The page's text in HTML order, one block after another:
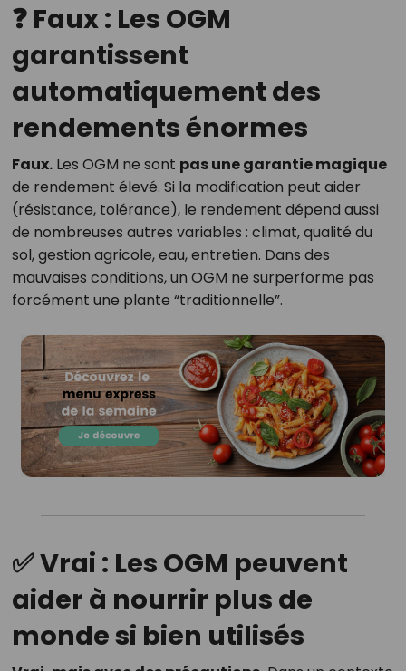
❓ Faux : Les OGM
garantissent
automatiquement des
rendements énormes
Faux.Les OGM ne sont pas une garantie magique
de rendement élevé. Si la modification peut aider
(résistance, tolérance), le rendement dépend aussi
de nombreuses autres variables : climat, qualité du
sol, gestion agricole, eau, entretien. Dans des
mauvaises conditions, un OGM ne surperforme pas
forcément une plante “traditionnelle”.
✅ Vrai : Les OGM peuvent
aider à nourrir plus de
monde si bien utilisés